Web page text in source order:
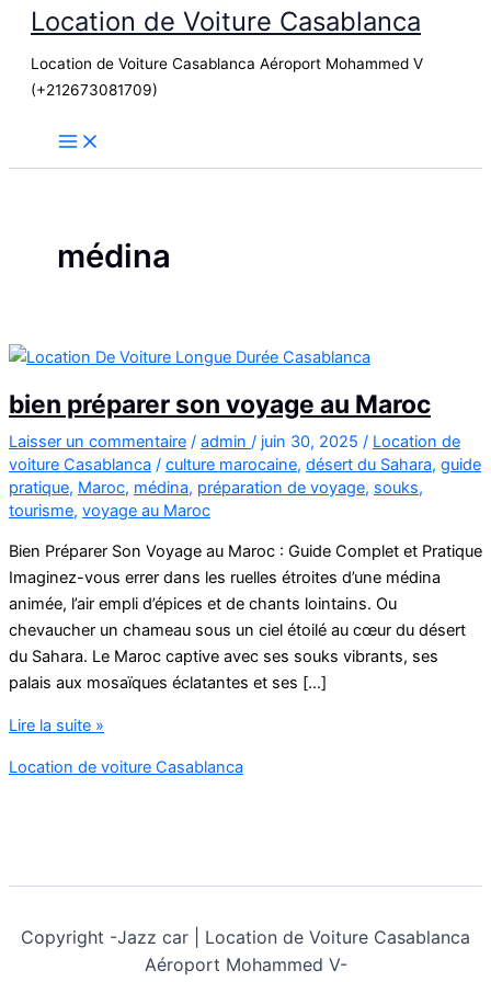
contenu
Location de Voiture Casablanca
Location de Voiture Casablanca Aéroport Mohammed V
(+212673081709)
médina
bien préparer son voyage au Maroc
Laisser un commentaire / admin / juin 30, 2025 / Location de
voiture Casablanca / culture marocaine, désert du Sahara, guide
pratique, Maroc, médina, préparation de voyage, souks,
tourisme, voyage au Maroc
Bien Préparer Son Voyage au Maroc : Guide Complet et Pratique
Imaginez-vous errer dans les ruelles étroites d’une médina
animée, l’air empli d’épices et de chants lointains. Ou
chevaucher un chameau sous un ciel étoilé au cœur du désert
du Sahara. Le Maroc captive avec ses souks vibrants, ses
palais aux mosaïques éclatantes et ses […]
bien
son
Lire la suite »
Location de voiture Casablanca
Copyright -Jazz car | Location de Voiture Casablanca
Aéroport Mohammed V-